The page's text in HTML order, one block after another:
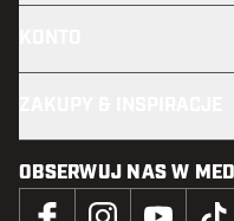
OBSERWUJ NAS W